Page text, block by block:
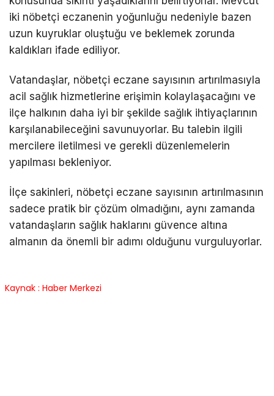
iki nöbetçi eczanenin yoğunluğu nedeniyle bazen
uzun kuyruklar oluştuğu ve beklemek zorunda
kaldıkları ifade ediliyor.
Vatandaşlar, nöbetçi eczane sayısının artırılmasıyla
acil sağlık hizmetlerine erişimin kolaylaşacağını ve
ilçe halkının daha iyi bir şekilde sağlık ihtiyaçlarının
karşılanabileceğini savunuyorlar. Bu talebin ilgili
mercilere iletilmesi ve gerekli düzenlemelerin
yapılması bekleniyor.
İlçe sakinleri, nöbetçi eczane sayısının artırılmasının
sadece pratik bir çözüm olmadığını, aynı zamanda
vatandaşların sağlık haklarını güvence altına
almanın da önemli bir adımı olduğunu vurguluyorlar.
Kaynak : Haber Merkezi